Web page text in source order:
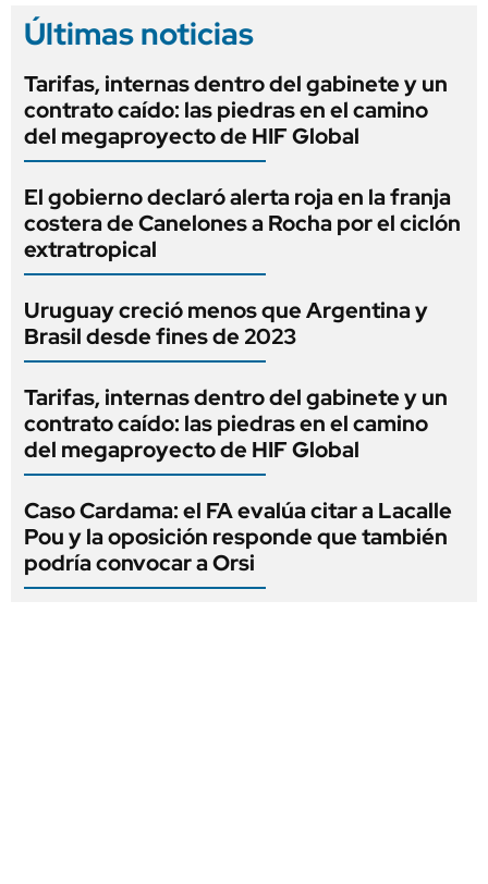
Últimas noticias
Tarifas, internas dentro del gabinete y un
contrato caído: las piedras en el camino
del megaproyecto de HIF Global
El gobierno declaró alerta roja en la franja
costera de Canelones a Rocha por el ciclón
extratropical
Uruguay creció menos que Argentina y
Brasil desde fines de 2023
Tarifas, internas dentro del gabinete y un
contrato caído: las piedras en el camino
del megaproyecto de HIF Global
Caso Cardama: el FA evalúa citar a Lacalle
Pou y la oposición responde que también
podría convocar a Orsi